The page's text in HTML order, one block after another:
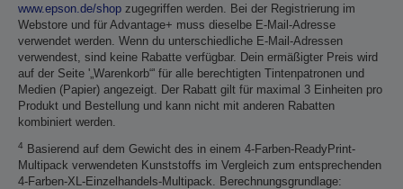
www.epson.de/shop zugegriffen werden. Bei der Registrierung im
Webstore und für Advantage+ muss dieselbe E-Mail-Adresse
verwendet werden. Wenn du unterschiedliche E-Mail-Adressen
verwendest, sind keine Rabatte verfügbar. Dein ermäßigter Preis wird
auf der Seite '„Warenkorb“' für alle berechtigten Tintenpatronen und
Medien (Papier) angezeigt. Der Rabatt gilt für maximal 3 Einheiten pro
Produkt und Bestellung und kann nicht mit anderen Rabatten
kombiniert werden.
4
Basierend auf dem Gewicht des in einem 4-Farben-ReadyPrint-
Multipack verwendeten Kunststoffs im Vergleich zum entsprechenden
4-Farben-XL-Einzelhandels-Multipack. Berechnungsgrundlage: